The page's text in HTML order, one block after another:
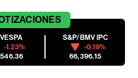
-1.23%
S&P/BMV IPC
-0.19%
66,396.15